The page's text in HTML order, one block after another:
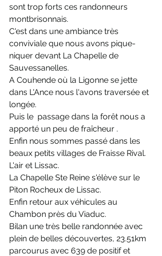
sont trop forts ces randonneurs
montbrisonnais.
C'est dans une ambiance très
conviviale que nous avons pique-
niquer devant La Chapelle de
Sauvessanelles.
A Couhende où la Ligonne se jette
dans L'Ance nous l'avons traversée et
longée.
Puis le  passage dans la forêt nous a
apporté un peu de fraîcheur .
Enfin nous sommes passé dans les
beaux petits villages de Fraisse Rival.
L'air et Lissac.
La Chapelle Ste Reine s'élève sur le
Piton Rocheux de Lissac.
Enfin retour aux véhicules au
Chambon près du Viaduc.
Bilan une très belle randonnée avec
plein de belles découvertes, 23.51km
parcourus avec 639 de positif et